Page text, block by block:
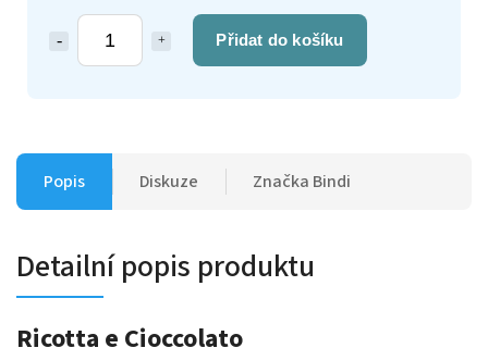
Přidat do košíku
Popis Diskuze Značka Bindi
Detailní popis produktu
Ricotta e Cioccolato